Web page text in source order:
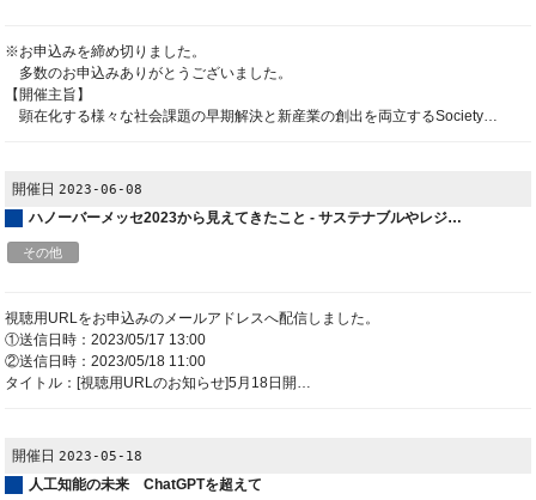
※お申込みを締め切りました。
多数のお申込みありがとうございました。
【開催主旨】
顕在化する様々な社会課題の早期解決と新産業の創出を両立するSociety…
開催日 2023-06-08
ハノーバーメッセ2023から見えてきたこと - サステナブルやレジ…
その他
視聴用URLをお申込みのメールアドレスへ配信しました。
①送信日時：2023/05/17 13:00
②送信日時：2023/05/18 11:00
タイトル：[視聴用URLのお知らせ]5月18日開…
開催日 2023-05-18
人工知能の未来 ChatGPTを超えて